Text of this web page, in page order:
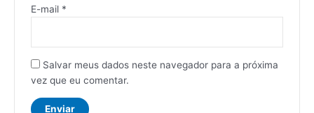
E-mail *
Salvar meus dados neste navegador para a próxima
vez que eu comentar.